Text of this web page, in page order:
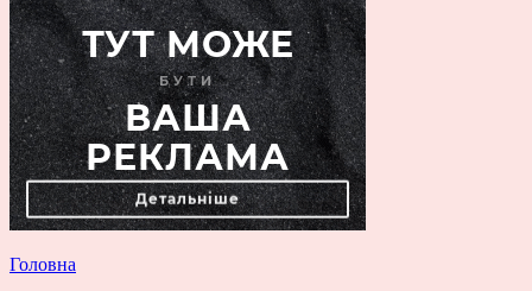
Головна